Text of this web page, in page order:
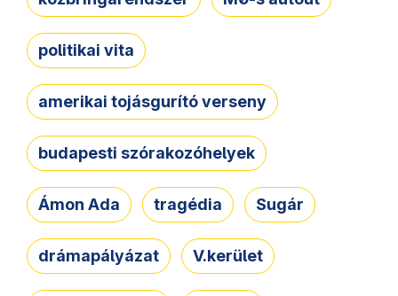
politikai vita
amerikai tojásgurító verseny
budapesti szórakozóhelyek
Ámon Ada tragédia Sugár
drámapályázat V.kerület